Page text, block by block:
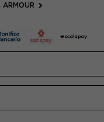
ARMOUR